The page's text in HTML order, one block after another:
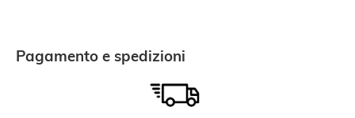
Pagamento e spedizioni